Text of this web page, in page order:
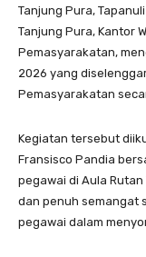
Tanjung Pura,
Tanjung Pura, Kantor
Pemasyarakatan,
2026 yang
Pemasyarakatan
Kegiatan tersebut
Fransisco Pandia
pegawai di Aula
dan penuh semangat
pegawai dalam